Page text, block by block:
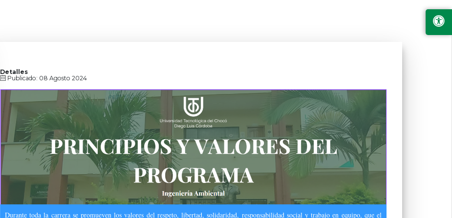
Detalles
Publicado: 08 Agosto 2024
Durante toda la carrera se promueven los valores del respeto, libertad, solidaridad, responsabilidad social y trabajo en equipo, que el